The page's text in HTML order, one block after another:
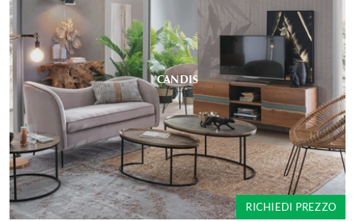
CANDIS
RICHIEDI PREZZO